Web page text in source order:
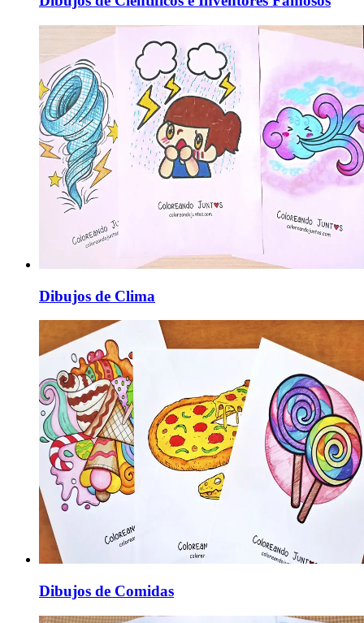
Dibujos de Clima
Dibujos de Comidas